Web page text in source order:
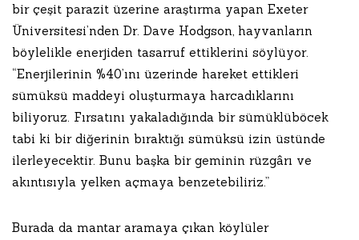
bir çeşit parazit üzerine araştırma yapan Exeter
Üniversitesi’nden Dr. Dave Hodgson, hayvanların
böylelikle enerjiden tasarruf ettiklerini söylüyor.
“Enerjilerinin %40’ını üzerinde hareket ettikleri
sümüksü maddeyi oluşturmaya harcadıklarını
biliyoruz. Fırsatını yakaladığında bir sümüklüböcek
tabi ki bir diğerinin bıraktığı sümüksü izin üstünde
ilerleyecektir. Bunu başka bir geminin rüzgârı ve
akıntısıyla yelken açmaya benzetebiliriz.”
Burada da mantar aramaya çıkan köylüler